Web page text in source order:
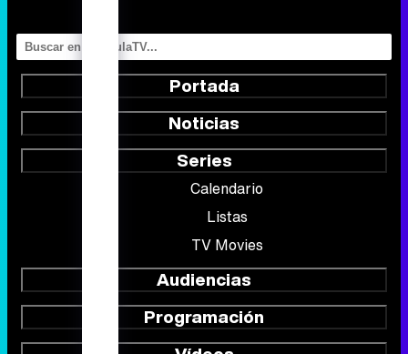
Portada
Noticias
Series
Calendario
Listas
TV Movies
Audiencias
Programación